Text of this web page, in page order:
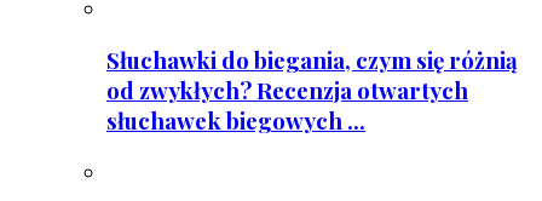
Słuchawki do biegania, czym się różnią
od zwykłych? Recenzja otwartych
słuchawek biegowych ...